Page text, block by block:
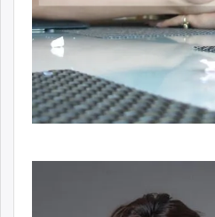
times.mn
tvmongolia.mn
mass.mn
unegui.mn
assa.mn
toim.mn
paparazzi.mn